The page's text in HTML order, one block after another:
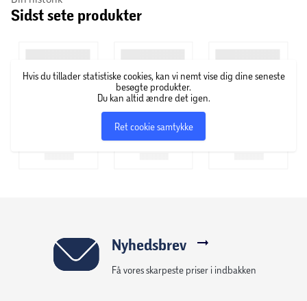
Sidst sete produkter
Hvis du tillader statistiske cookies, kan vi nemt vise dig dine seneste
besøgte produkter.
Du kan altid ændre det igen.
Ret cookie samtykke
Nyhedsbrev
Få vores skarpeste priser i indbakken